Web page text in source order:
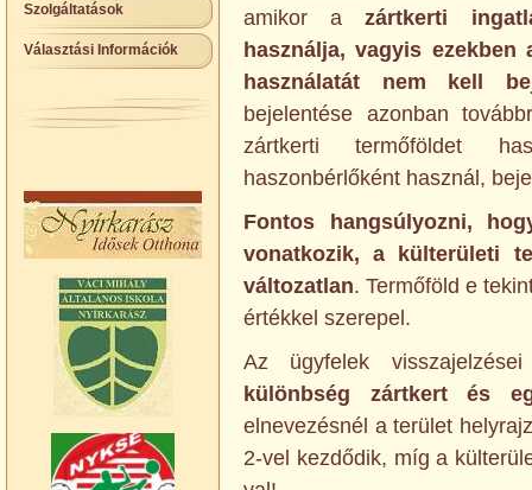
Szolgáltatások
Választási Információk
amikor azártkerti
használja, vagyis
használatát nem kell
bejelentése azonban
zártkerti termőföldet
haszonbérlőként használ,
Fontos hangsúlyozni,
vonatkozik, a külterületi
változatlan. Termőföld e
értékkel szerepel.
Az ügyfelek
különbség zártkert és
elnevezésnél a terület
2-vel kezdődik, míg a